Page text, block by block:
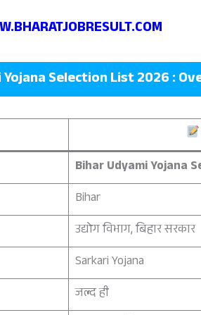
Selection List 2026 :
Bihar Udyami Yojana
Bihar
उद्योग विभाग, बिहार सरकार
Sarkari Yojana
जल्द ही